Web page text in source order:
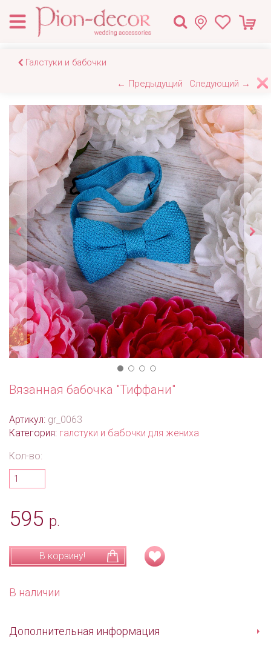
Галстуки и бабочки
← Предыдущий
Следующий →
Вязанная бабочка "Тиффани"
Артикул: gr_0063
Категория: галстуки и бабочки для жениха
Кол-во:
595 р.
В корзину!
В наличии
Дополнительная информация